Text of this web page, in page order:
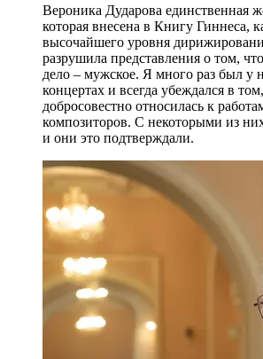
Вероника Дударова единственная
которая внесена в Книгу Гиннеса,
высочайшего уровня
разрушила представления о том,
дело – мужское. Я много раз был у
концертах и всегда убеждался в
добросовестно относилась к
композиторов. С некоторыми из
и они это подтверждали.